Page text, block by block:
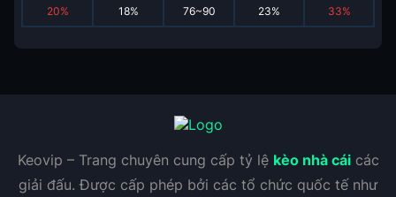
20% 18% 76~90 23% 33%
Keovip – Trang chuyên cung cấp tỷ lệ kèo nhà cáicác
giải đấu. Được cấp phép bởi các tổ chức quốc tế như